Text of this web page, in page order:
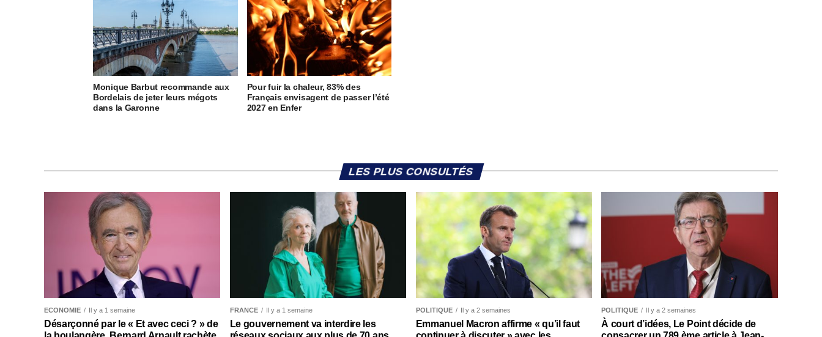
Monique Barbut recommande aux
Bordelais de jeter leurs mégots
dans la Garonne
Pour fuir la chaleur, 83% des
Français envisagent de passer l’été
2027 en Enfer
LES PLUS CONSULTÉS
ECONOMIE Il y a 1 semaine
Désarçonné par le « Et avec ceci ? » de
FRANCE Il y a 1 semaine
Le gouvernement va interdire les
POLITIQUE Il y a 2 semaines
Emmanuel Macron affirme « qu’il faut
POLITIQUE Il y a 2 semaines
À court d’idées, Le Point décide de